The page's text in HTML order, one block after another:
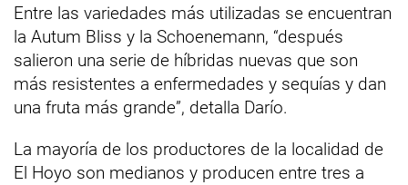
Entre las variedades más utilizadas se encuentran
la Autum Bliss y la Schoenemann, “después
salieron una serie de híbridas nuevas que son
más resistentes a enfermedades y sequías y dan
una fruta más grande”, detalla Darío.
La mayoría de los productores de la localidad de
El Hoyo son medianos y producen entre tres a